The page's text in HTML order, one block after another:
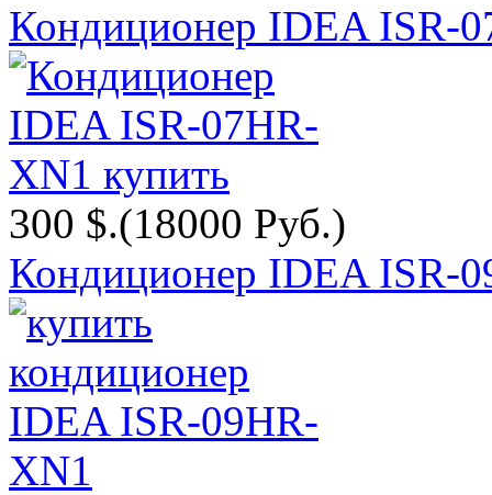
Кондиционер IDEA ISR-
300 $.(18000 Руб.)
Кондиционер IDEA ISR-